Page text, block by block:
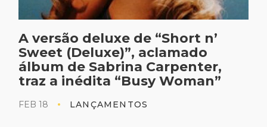
n’
Akon e HITMAKER
de três grandes
astro senegalês-
LANÇAMENTOS